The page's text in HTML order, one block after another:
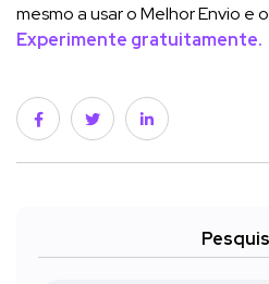
mesmo a usar o Melhor Envio e o
Experimente gratuitamente.